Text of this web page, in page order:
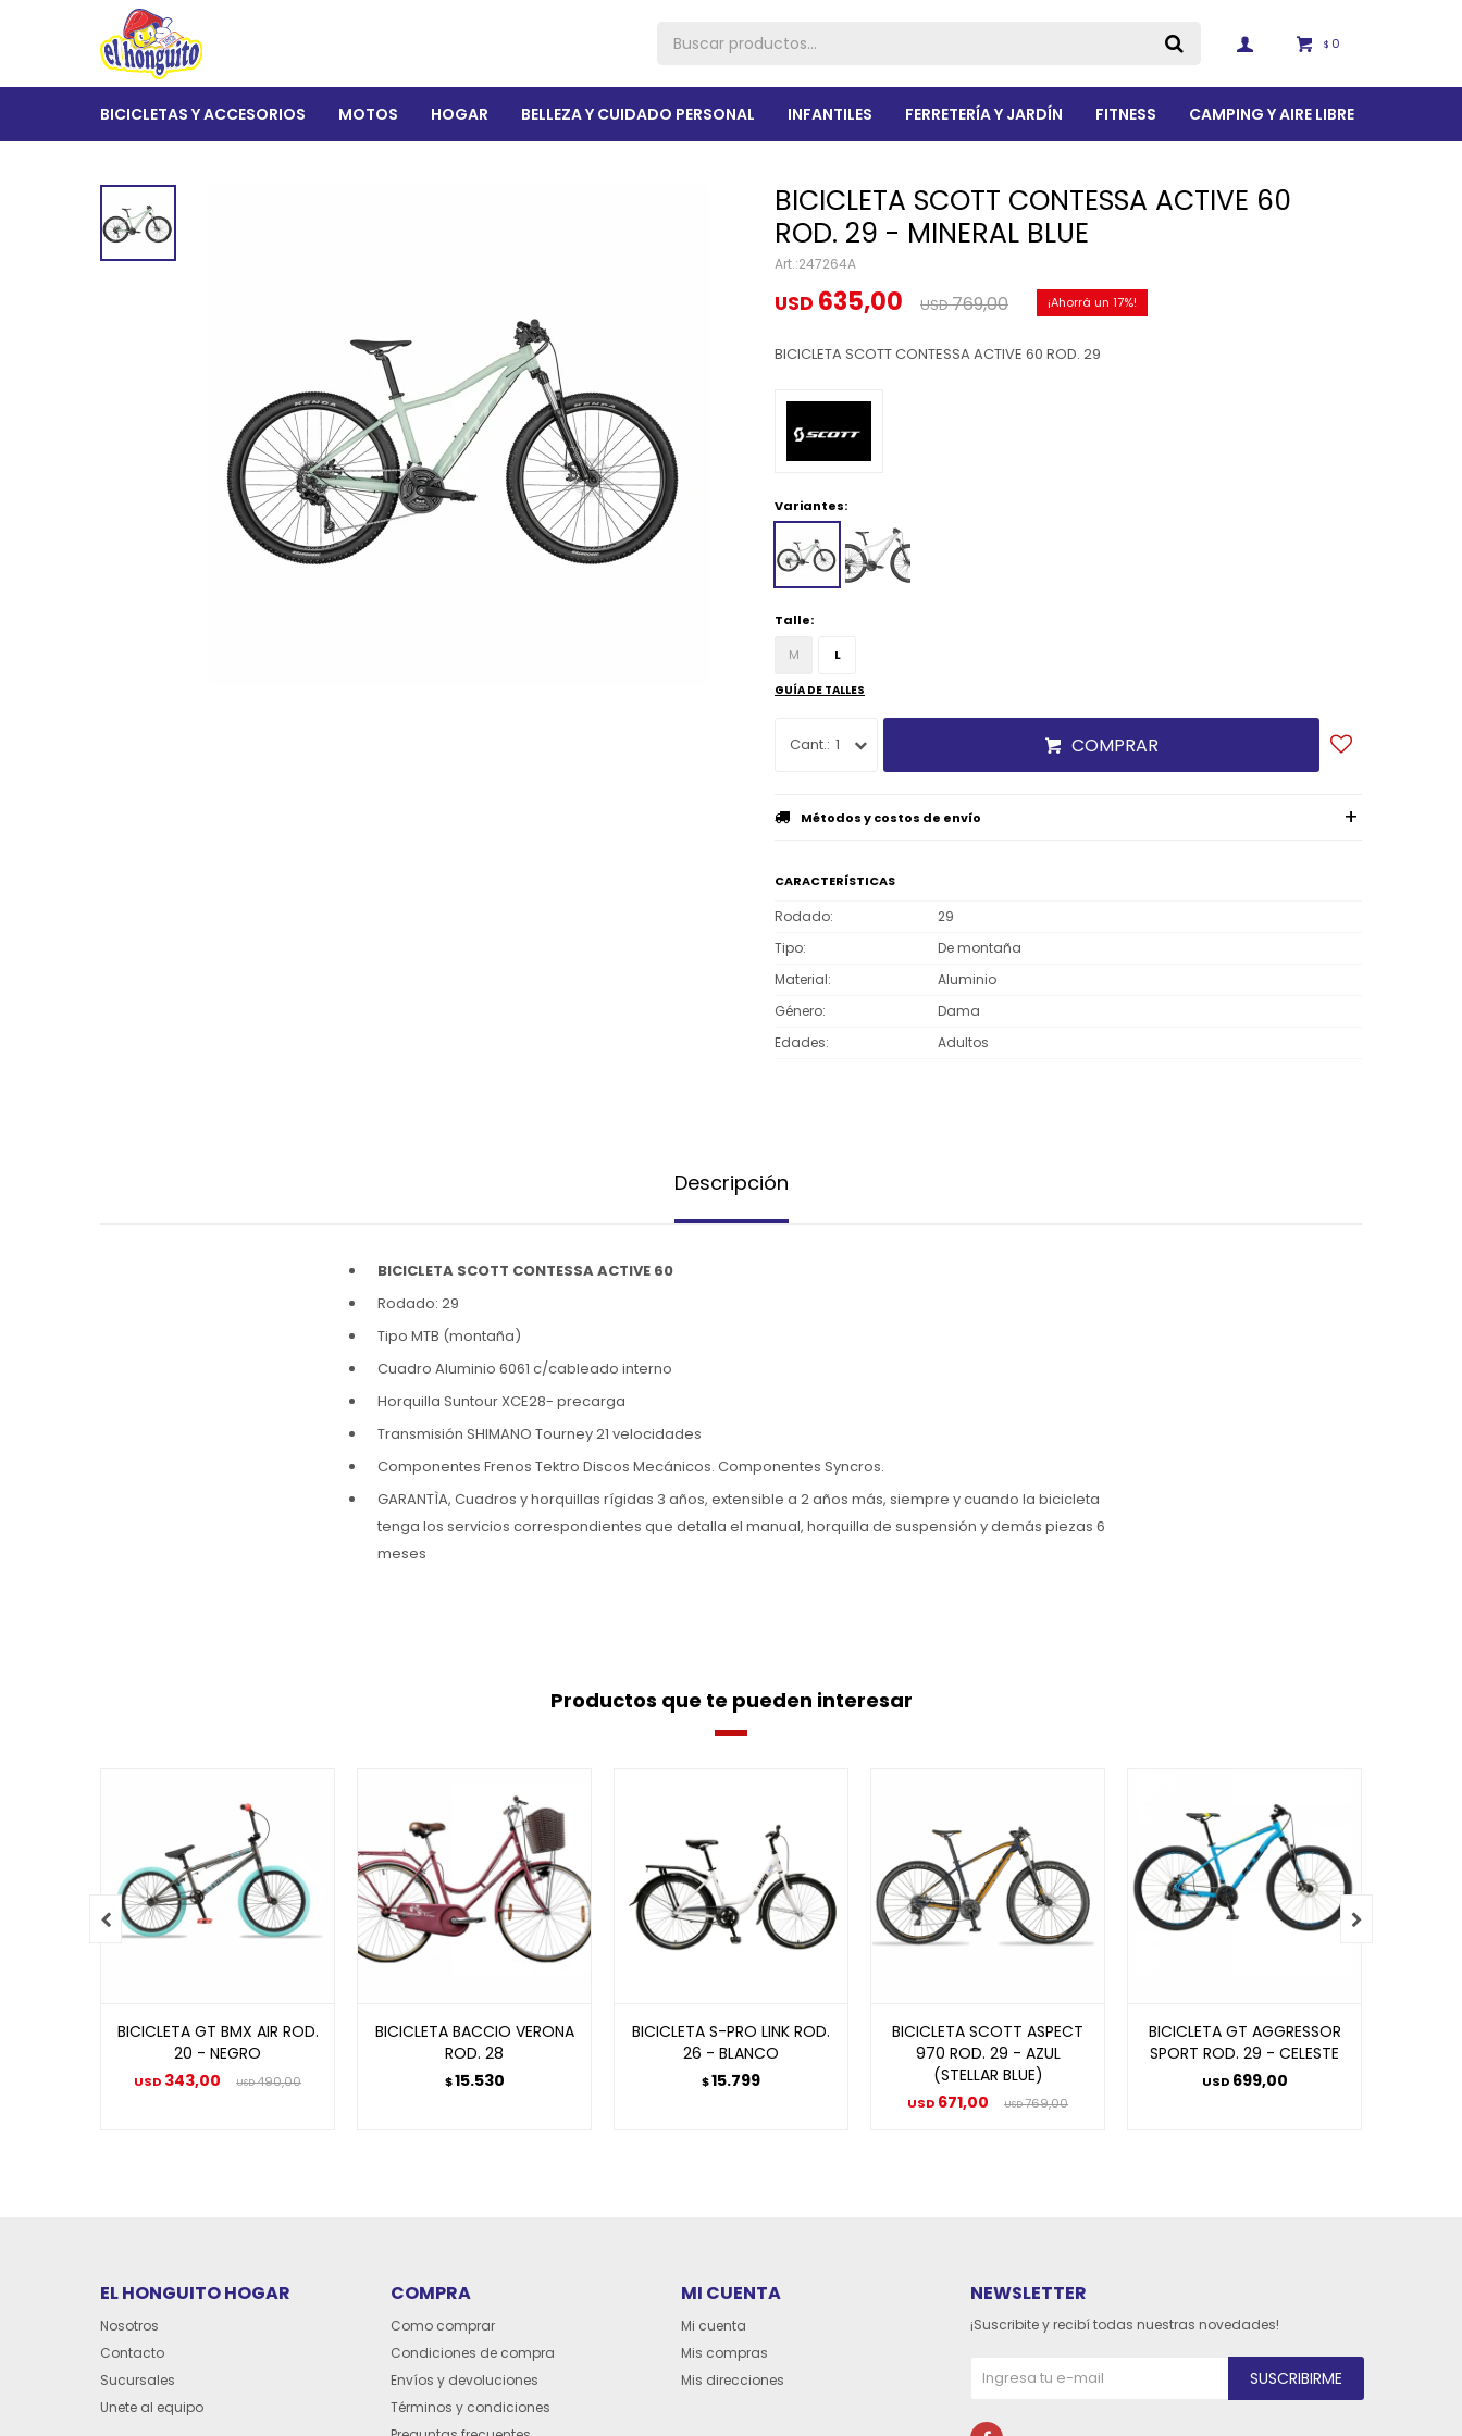
BICICLETAS Y ACCESORIOS MOTOS HOGAR BELLEZA Y CUIDADO PERSONAL INFANTILES FERRETERÍA Y JARDÍN FITNESS CAMPING Y AIRE LIBRE
$ 0
BICICLETA SCOTT CONTESSA ACTIVE 60
ROD. 29 - MINERAL BLUE
247264A
USD 635,00 USD769,00 17
BICICLETA SCOTT CONTESSA ACTIVE 60 ROD. 29
Variantes:
Talle:
M
L
GUÍA DE TALLES
1 COMPRAR
Métodos y costos de envío
CARACTERÍSTICAS
Rodado
29
Tipo
De montaña
Material
Aluminio
Género
Dama
Edades
Adultos
Descripción
BICICLETA SCOTT CONTESSA ACTIVE 60
Rodado: 29
Tipo MTB (montaña)
Cuadro Aluminio 6061 c/cableado interno
Horquilla Suntour XCE28- precarga
Transmisión SHIMANO Tourney 21 velocidades
Componentes Frenos Tektro Discos Mecánicos. Componentes Syncros.
GARANTÌA, Cuadros y horquillas rígidas 3 años, extensible a 2 años más, siempre y cuando la bicicleta
tenga los servicios correspondientes que detalla el manual, horquilla de suspensión y demás piezas 6
meses
Productos que te pueden interesar
BICICLETA GT BMX AIR ROD.
20 - NEGRO
USD 343,00 USD490,00
BICICLETA BACCIO VERONA
ROD. 28
$15.530
BICICLETA S-PRO LINK ROD.
26 - BLANCO
$15.799
BICICLETA SCOTT ASPECT
970 ROD. 29 - AZUL
(STELLAR BLUE)
USD 671,00 USD769,00
BICICLETA GT AGGRESSOR
SPORT ROD. 29 - CELESTE
USD 699,00
 
EL HONGUITO HOGAR
Nosotros
Contacto
Sucursales
Unete al equipo
COMPRA
Como comprar
Condiciones de compra
Envíos y devoluciones
Términos y condiciones
MI CUENTA
Mi cuenta
Mis compras
Mis direcciones
NEWSLETTER
¡Suscribite y recibí todas nuestras novedades!
SUSCRIBIRME